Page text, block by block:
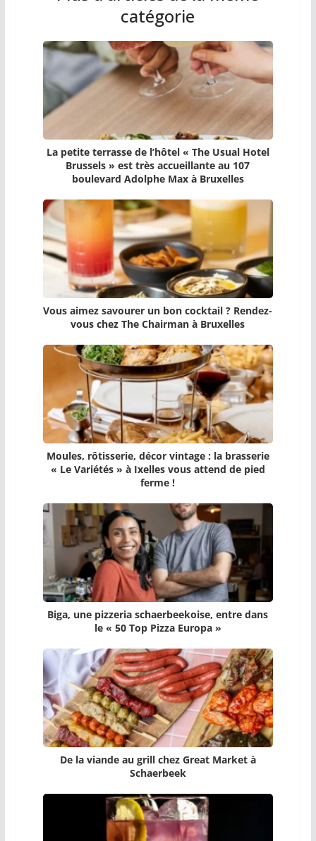
catégorie
La petite terrasse de l’hôtel « The Usual Hotel
Brussels » est très accueillante au 107
boulevard Adolphe Max à Bruxelles
Vous aimez savourer un bon cocktail ? Rendez-
vous chez The Chairman à Bruxelles
Moules, rôtisserie, décor vintage : la brasserie
« Le Variétés » à Ixelles vous attend de pied
ferme !
Biga, une pizzeria schaerbeekoise, entre dans
le « 50 Top Pizza Europa »
De la viande au grill chez Great Market à
Schaerbeek